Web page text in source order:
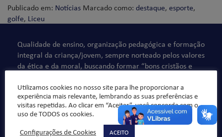
Publicado em: Notícias Marcado como: destaque, esporte,
golfe, Liceu
Qualidade de ensino, organização pedagógica e formação
integral da criança/jovem, sempre norteado pelos valores
da ética e da moral, buscando formar “bons cristãos e
Utilizamos cookies no nosso site para lhe proporcionar a
experiência mais relevante, lembrando as suas preferências e
visitas repetidas. Ao clicar em “Aceitar”, você concorda com o
uso de TODOS os cookies.
Configurações de Cookies
ACEITO